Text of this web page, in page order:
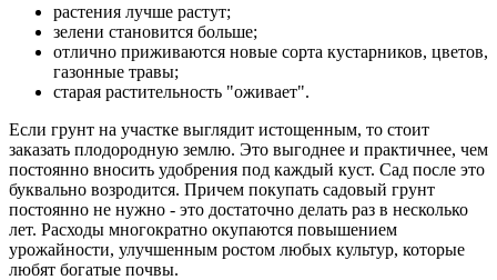
растения лучше растут;
зелени становится больше;
отлично приживаются новые сорта кустарников, цветов,
газонные травы;
старая растительность "оживает".
Если грунт на участке выглядит истощенным, то стоит
заказать плодородную землю. Это выгоднее и практичнее, чем
постоянно вносить удобрения под каждый куст. Сад после это
буквально возродится. Причем покупать садовый грунт
постоянно не нужно - это достаточно делать раз в несколько
лет. Расходы многократно окупаются повышением
урожайности, улучшенным ростом любых культур, которые
любят богатые почвы.